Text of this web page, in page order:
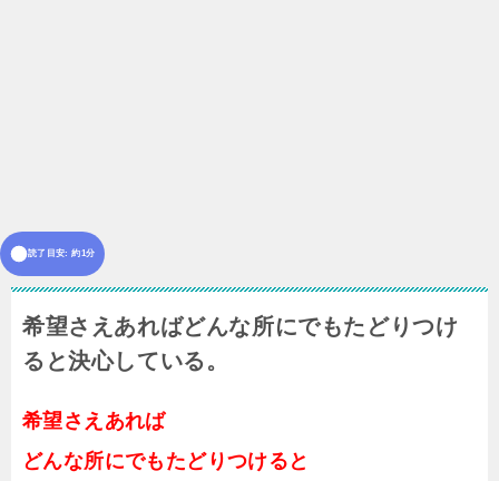
読了目安: 約1分
希望さえあればどんな所にでもたどりつけ
ると決心している。
希望さえあれば
どんな所にでもたどりつけると